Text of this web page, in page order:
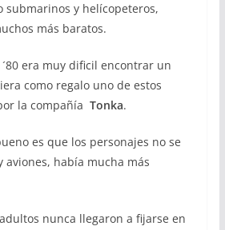
submarinos y helícopeteros,
más baratos.
era muy dificil encontrar un
como regalo uno de estos
la compañía Tonka.
es que los personajes no se
aviones, había mucha más
nunca llegaron a fijarse en